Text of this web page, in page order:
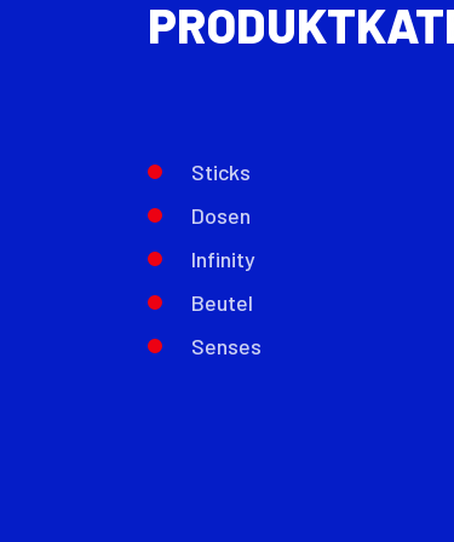
Sticks
Dosen
Infinity
Beutel
Senses